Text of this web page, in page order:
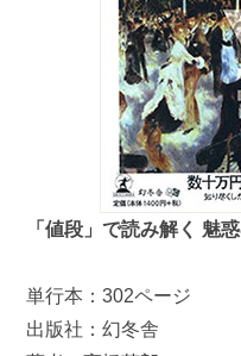
「値段」で読み解く 魅
単行本：302ページ
出版社：幻冬舎